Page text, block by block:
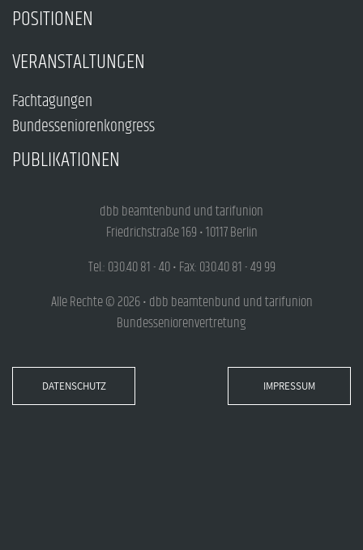
POSITIONEN
VERANSTALTUNGEN
Fachtagungen
Bundesseniorenkongress
PUBLIKATIONEN
dbb beamtenbund und tarifunion
Friedrichstraße 169 • 10117 Berlin
Tel.: 030.40 81 - 40 • Fax: 030.40 81 - 49 99
Alle Rechte © 2026 • dbb beamtenbund und tarifunion
Bundesseniorenvertretung
DATENSCHUTZ IMPRESSUM